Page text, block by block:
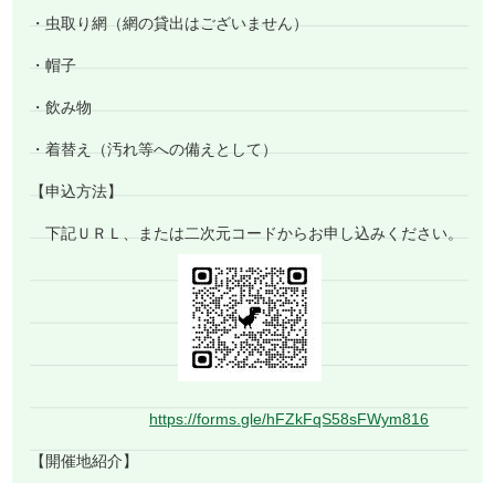
・虫取り網（網の貸出はございません）
・帽子
・飲み物
・着替え（汚れ等への備えとして）
【申込方法】
下記ＵＲＬ、または二次元コードからお申し込みください。
https://forms.gle/hFZkFqS58sFWym816
【開催地紹介】